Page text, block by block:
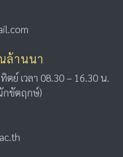
ล้านนา
ตย์ เวลา 08.30 – 16.30 น.
กขัตฤกษ์)